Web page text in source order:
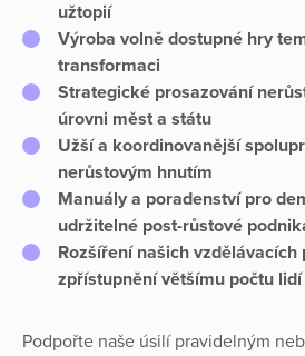
užtopií
Výroba volně dostupné hry
transformaci
Strategické prosazování
úrovni měst a státu
Užší a koordinovanější
nerůstovým hnutím
Manuály a poradenství pro
udržitelné post-růstové
Rozšíření našich
zpřístupnění většímu počtu lidí
Podpořte naše úsilí pravidelným